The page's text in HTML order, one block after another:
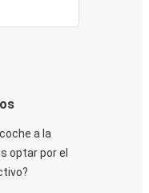
a la
optar por el